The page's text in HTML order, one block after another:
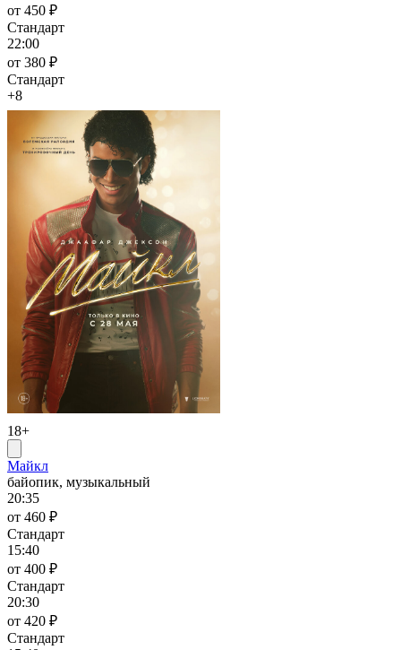
от 450 ₽
Стандарт
22:00
от 380 ₽
Стандарт
+8
18+
Майкл
байопик, музыкальный
20:35
от 460 ₽
Стандарт
15:40
от 400 ₽
Стандарт
20:30
от 420 ₽
Стандарт